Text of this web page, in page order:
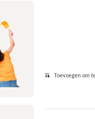
Toevoegen om